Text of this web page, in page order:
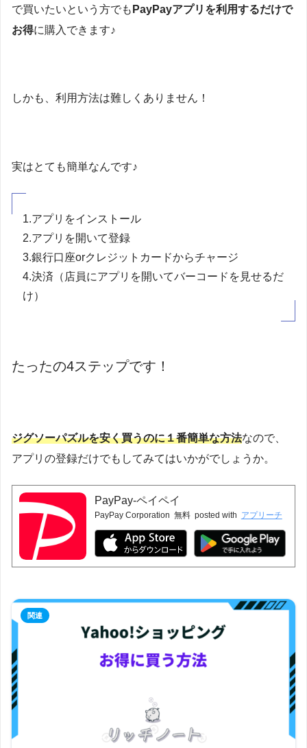
で買いたいという方でも PayPayアプリを利用するだけで
お得に購入できます♪
しかも、利用方法は難しくありません！
実はとても簡単なんです♪
1.アプリをインストール
2.アプリを開いて登録
3.銀行口座orクレジットカードからチャージ
4.決済（店員にアプリを開いてバーコードを見せるだ
け）
たったの4ステップです！
ジグソーパズルを安く買うのに１番簡単な方法なので、
アプリの登録だけでもしてみてはいかがでしょうか。
PayPay-ペイペイ
PayPay Corporation 無料 posted with アプリーチ